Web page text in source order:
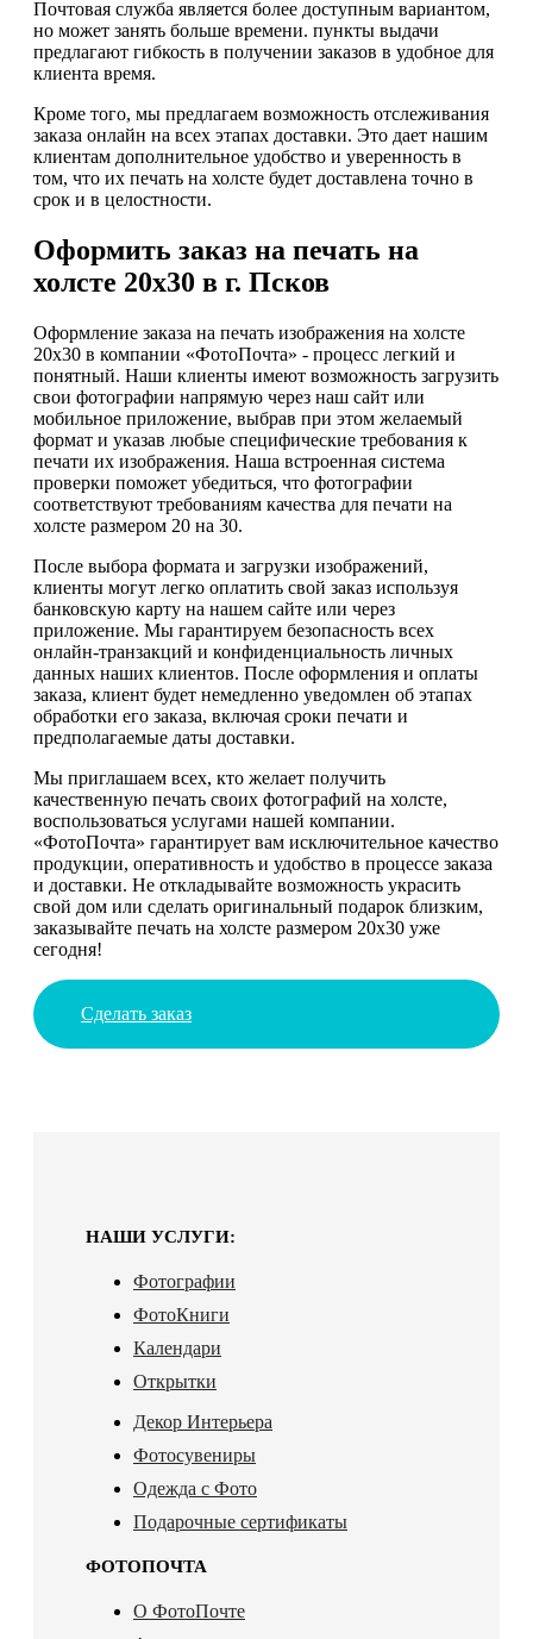
Почтовая служба является более доступным вариантом,
но может занять больше времени. пункты выдачи
предлагают гибкость в получении заказов в удобное для
клиента время.
Кроме того, мы предлагаем возможность отслеживания
заказа онлайн на всех этапах доставки. Это дает нашим
клиентам дополнительное удобство и уверенность в
том, что их печать на холсте будет доставлена точно в
срок и в целостности.
Оформить заказ на печать на
холсте 20х30 в г. Псков
Оформление заказа на печать изображения на холсте
20х30 в компании «ФотоПочта» - процесс легкий и
понятный. Наши клиенты имеют возможность загрузить
свои фотографии напрямую через наш сайт или
мобильное приложение, выбрав при этом желаемый
формат и указав любые специфические требования к
печати их изображения. Наша встроенная система
проверки поможет убедиться, что фотографии
соответствуют требованиям качества для печати на
холсте размером 20 на 30.
После выбора формата и загрузки изображений,
клиенты могут легко оплатить свой заказ используя
банковскую карту на нашем сайте или через
приложение. Мы гарантируем безопасность всех
онлайн-транзакций и конфиденциальность личных
данных наших клиентов. После оформления и оплаты
заказа, клиент будет немедленно уведомлен об этапах
обработки его заказа, включая сроки печати и
предполагаемые даты доставки.
Мы приглашаем всех, кто желает получить
качественную печать своих фотографий на холсте,
воспользоваться услугами нашей компании.
«ФотоПочта» гарантирует вам исключительное качество
продукции, оперативность и удобство в процессе заказа
и доставки. Не откладывайте возможность украсить
свой дом или сделать оригинальный подарок близким,
заказывайте печать на холсте размером 20х30 уже
сегодня!
Сделать заказ
НАШИ УСЛУГИ:
Фотографии
ФотоКниги
Календари
Открытки
Декор Интерьера
Фотосувениры
Одежда с Фото
Подарочные сертификаты
ФОТОПОЧТА
О ФотоПочте